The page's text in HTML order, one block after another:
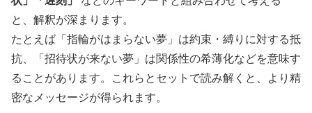
と、解釈が深まります。
たとえば「指輪がはまらない夢」は約束・縛りに対する抵
抗、「招待状が来ない夢」は関係性の希薄化などを意味す
ることがあります。これらとセットで読み解くと、より精
密なメッセージが得られます。